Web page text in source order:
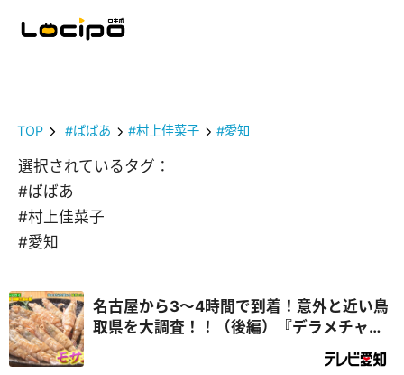
TOP #ばばあ #村上佳菜子 #愛知
選択されているタグ：
#ばばあ
#村上佳菜子
#愛知
名古屋から3～4時間で到着！意外と近い鳥
取県を大調査！！（後編）『デラメチャ気